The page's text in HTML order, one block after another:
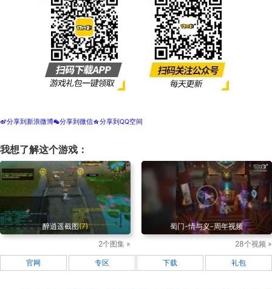
t分享到新浪微博w分享到微信z分享到QQ空间
我想了解这个游戏：
醉逍遥截图(7)
2个图集 »
蜀门-情与义-周年视频
28个视频 »
官网 专区 下载 礼包